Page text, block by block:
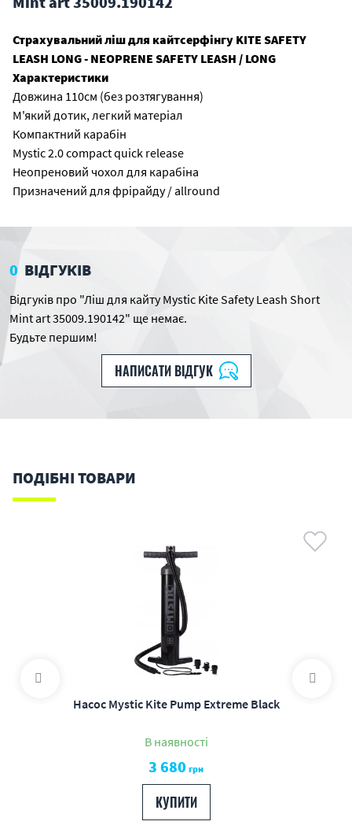
Страхувальний ліш для кайтсерфінгу KITE SAFETY
LEASH LONG - NEOPRENE SAFETY LEASH / LONG
Характеристики
Довжина 110см (без розтягування)
М'який дотик, легкий матеріал
Компактний карабін
Mystic 2.0 compact quick release
Неопреновий чохол для карабіна
Призначений для фрірайду / allround
0 ВІДГУКІВ
Відгуків про "Ліш для кайту Mystic Kite Safety Leash Short
Mint art 35009.190142" ще немає.
Будьте першим!
НАПИСАТИ ВІДГУК
ПОДІБНІ ТОВАРИ
Насос Mystic Kite Pump Extreme Black
В наявності
3 680 грн
КУПИТИ